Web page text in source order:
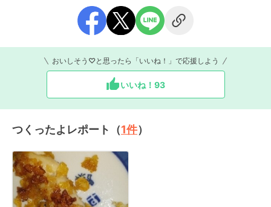
おいしそう♡と思ったら「いいね！」で応援しよう
いいね！ 93
つくったよレポート（1件）